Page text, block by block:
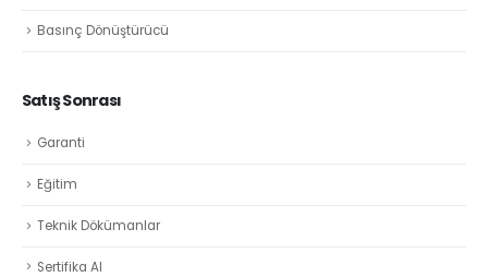
Basınç Dönüştürücü
Satış Sonrası
Garanti
Eğitim
Teknik Dökümanlar
Sertifika Al